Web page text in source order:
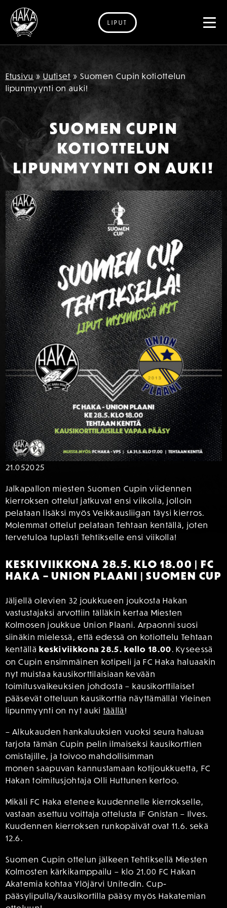
Siirry sisältöön
LIPUT
Etusivu » Uutiset » Suomen Cupin kotiottelun
lipunmyynti on auki!
SUOMEN CUPIN
KOTIOTTELUN
LIPUNMYYNTI ON AUKI!
21.052025
Jalkapallon miesten Suomen Cupin viidennen
kierroksen ottelut jatkuvat ensi viikolla, jolloin
pelataan lisäksi myös Veikkausliigan täysi kierros.
Molemmat ottelut pelataan Tehtaan kentällä, joten
tervetuloa tuplasti Tehtikselle ensi viikolla!
KESKIVIIKKONA 28.5. KLO 18.00 | FC
HAKA – UNION PLAANI | SUOMEN CUP
Jäljellä olevien 32 joukkueen joukosta Hakan
vastustajaksi arvottiin tälläkin kertaa Miesten
Kolmosen joukkue Union Plaani. Arpaonni suosi
siinäkin mielessä, että edessä on kotiottelu Tehtaan
kentällä keskiviikkona 28.5. kello 18.00. Kyseessä
on Cupin ensimmäinen kotipeli ja FC Haka haluaakin
nyt muistaa kausikorttilaisiaan kevään
toimitusvaikeuksien johdosta – kausikorttilaiset
pääsevät otteluun kausikorttia näyttämällä! Yleinen
lipunmyynti on nyt auki täällä !
– Alkukauden hankaluuksien vuoksi seura haluaa
tarjota tämän Cupin pelin ilmaiseksi kausikorttien
omistajille, ja toivoo mahdollisimman
monen saapuvan kannustamaan kotijoukkuetta, FC
Hakan toimitusjohtaja Olli Huttunen kertoo.
Mikäli FC Haka etenee kuudennelle kierrokselle,
vastaan asettuu voittaja ottelusta IF Gnistan – Ilves.
Kuudennen kierroksen runkopäivät ovat 11.6. sekä
12.6.
Suomen Cupin ottelun jälkeen Tehtiksellä Miesten
Kolmosten kärkikamppailu – klo 21.00 FC Hakan
Akatemia kohtaa Ylöjärvi Unitedin. Cup-
pääsylipulla/kausikortilla pääsy myös Hakatemian